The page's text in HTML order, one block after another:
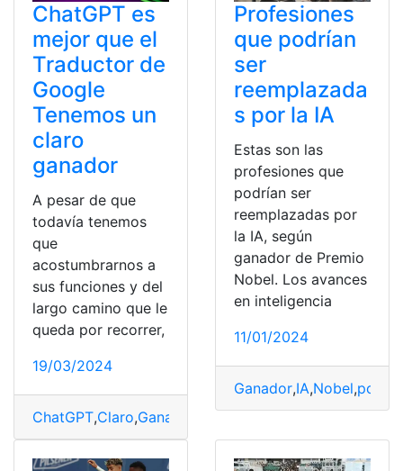
ChatGPT es
mejor que el
Traductor de
Google
Tenemos un
claro
ganador
A pesar de que
todavía tenemos
que
acostumbrarnos a
sus funciones y del
largo camino que le
queda por recorrer,
19/03/2024
ChatGPT,Claro,Ganador
Profesiones
que podrían
ser
reemplazada
s por la IA
Estas son las
profesiones que
podrían ser
reemplazadas por
la IA, según
ganador de Premio
Nobel. Los avances
en inteligencia
11/01/2024
Ganador,IA,Nobel,